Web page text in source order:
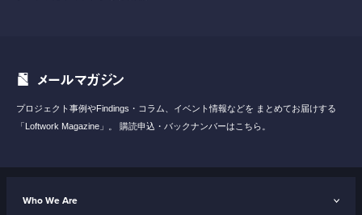
メールマガジン
プロジェクト事例やFindings・コラム、イベント情報などを まとめてお届けする
「Loftwork Magazine」。
購読申込・バックナンバーはこちら。
Who We Are